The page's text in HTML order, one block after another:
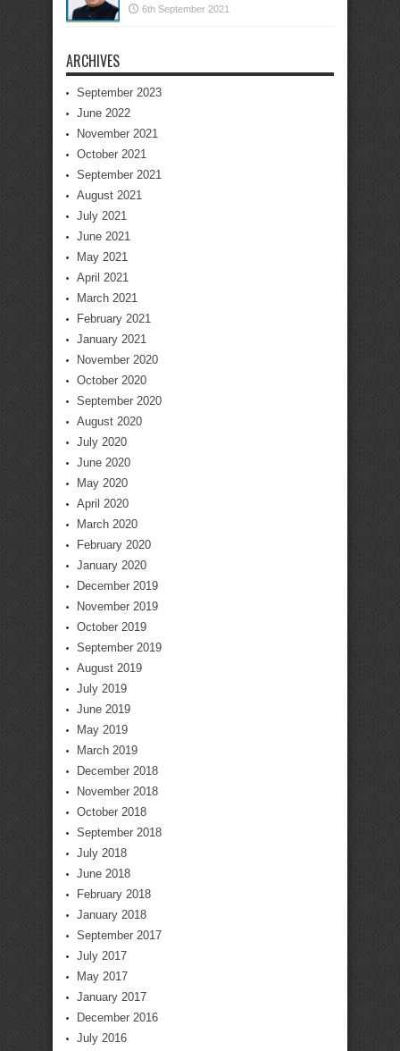
6th September 2021
ARCHIVES
September 2023
June 2022
November 2021
October 2021
September 2021
August 2021
July 2021
June 2021
May 2021
April 2021
March 2021
February 2021
January 2021
November 2020
October 2020
September 2020
August 2020
July 2020
June 2020
May 2020
April 2020
March 2020
February 2020
January 2020
December 2019
November 2019
October 2019
September 2019
August 2019
July 2019
June 2019
May 2019
March 2019
December 2018
November 2018
October 2018
September 2018
July 2018
June 2018
February 2018
January 2018
September 2017
July 2017
May 2017
January 2017
December 2016
July 2016